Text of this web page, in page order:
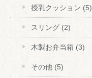
授乳クッション (5)
スリング (2)
木製お弁当箱 (3)
その他 (5)